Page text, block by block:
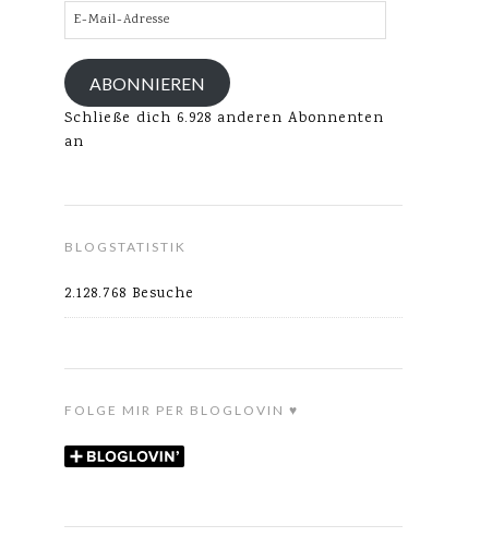
E-
Mail-
Adresse
ABONNIEREN
Schließe dich 6.928 anderen Abonnenten
an
BLOGSTATISTIK
2.128.768 Besuche
FOLGE MIR PER BLOGLOVIN ♥